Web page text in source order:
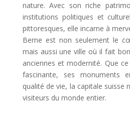
nature. Avec son riche
institutions politiques et
pittoresques, elle incarne à
Berne est non seulement le
mais aussi une ville où il fait
anciennes et modernité. Que
fascinante, ses monuments
qualité de vie, la capitale suisse
visiteurs du monde entier.